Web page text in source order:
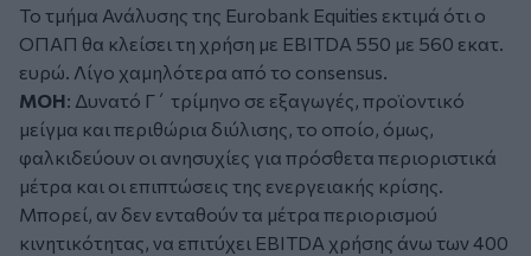
Το τμήμα Ανάλυσης της Eurobank Equities εκτιμά ότι ο
ΟΠΑΠ θα κλείσει τη χρήση με EBITDA 550 με 560 εκατ.
ευρώ. Λίγο χαμηλότερα από το consensus.
MOH: Δυνατό Γ΄ τρίμηνο σε εξαγωγές, προϊοντικό
μείγμα και περιθώρια διύλισης, το οποίο, όμως,
φαλκιδεύουν οι ανησυχίες για πρόσθετα περιοριστικά
μέτρα και οι επιπτώσεις της ενεργειακής κρίσης.
Μπορεί, αν δεν ενταθούν τα μέτρα περιορισμού
κινητικότητας, να επιτύχει EBITDA χρήσης άνω των 400